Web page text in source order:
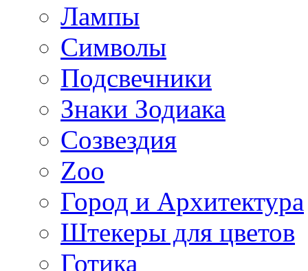
Лампы
Символы
Подсвечники
Знаки Зодиака
Созвездия
Zoo
Город и Архитектура
Штекеры для цветов
Готика